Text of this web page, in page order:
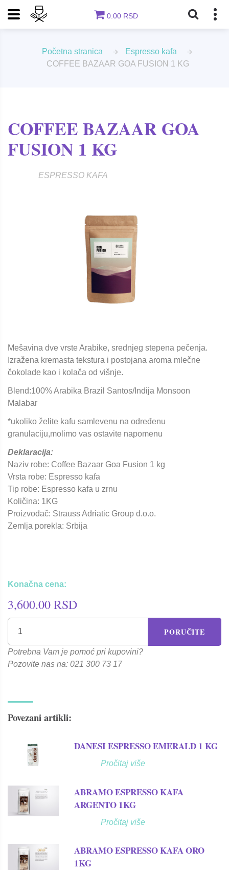
0.00 RSD
Početna stranica
Espresso kafa
COFFEE BAZAAR GOA FUSION 1 KG
COFFEE BAZAAR GOA
FUSION 1 KG
ESPRESSO KAFA
Mešavina dve vrste Arabike, srednjeg stepena pečenja.
Izražena kremasta tekstura i postojana aroma mlečne
čokolade kao i kolača od višnje.
Blend:100% Arabika Brazil Santos/Indija Monsoon
Malabar
*ukoliko želite kafu samlevenu na određenu
granulaciju,molimo vas ostavite napomenu
Deklaracija:
Naziv robe: Coffee Bazaar Goa Fusion 1 kg
Vrsta robe: Espresso kafa
Tip robe: Espresso kafa u zrnu
Količina: 1KG
Proizvođač: Strauss Adriatic Group d.o.o.
Zemlja porekla: Srbija
Konačna cena:
3,600.00 RSD
PORUČITE
Potrebna Vam je pomoć pri kupovini?
Pozovite nas na: 021 300 73 17
Povezani artikli:
DANESI ESPRESSO EMERALD 1 KG
Pročitaj više
ABRAMO ESPRESSO KAFA
ARGENTO 1KG
Pročitaj više
ABRAMO ESPRESSO KAFA ORO
1KG